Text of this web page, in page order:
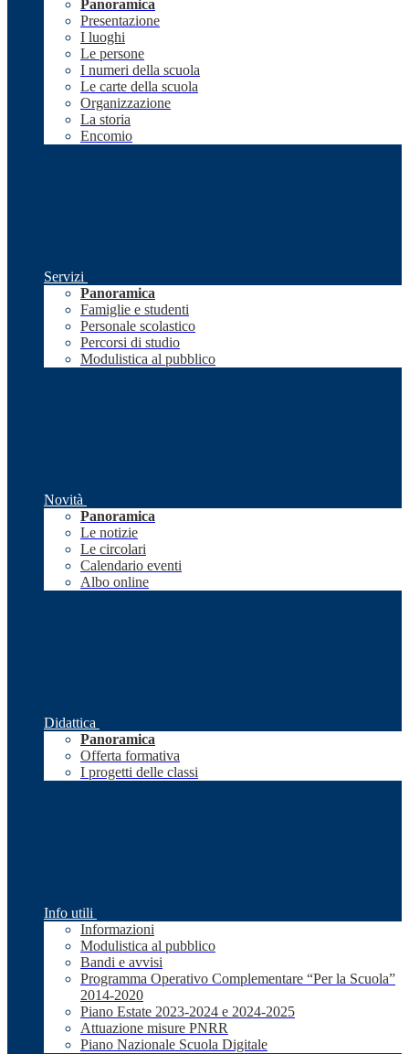
Panoramica
Presentazione
I luoghi
Le persone
I numeri della scuola
Le carte della scuola
Organizzazione
La storia
Encomio
Servizi
Panoramica
Famiglie e studenti
Personale scolastico
Percorsi di studio
Modulistica al pubblico
Novità
Panoramica
Le notizie
Le circolari
Calendario eventi
Albo online
Didattica
Panoramica
Offerta formativa
I progetti delle classi
Info utili
Informazioni
Modulistica al pubblico
Bandi e avvisi
Programma Operativo Complementare “Per la Scuola”
2014-2020
Piano Estate 2023-2024 e 2024-2025
Attuazione misure PNRR
Piano Nazionale Scuola Digitale